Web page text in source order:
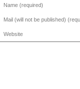
Name (required)
Mail (will not be published)
Website